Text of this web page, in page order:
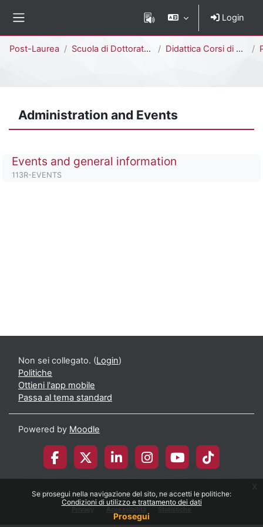
Se prosegui nella navigazione del sito, ne accetti le politiche:
Condizioni di utilizzo e trattamento dei dati
Prosegui
x
Login
Post-Laurea Scuola di Dottorato di Ricerca Didattica Corsi di Dottorato
Administration and Events
Titolo del corso
Events and general information
Codice identificativo del corso
113R-EVENTS
Non sei collegato. (Login)
Politiche
Ottieni l'app mobile
Passa al tema standard
Powered by Moodle
© 2026 Università degli Studi di Milano-Bicocca